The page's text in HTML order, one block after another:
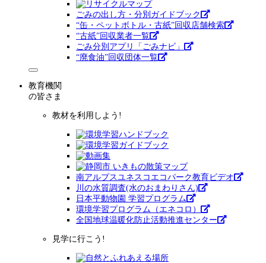
ごみの出し方・分別ガイドブック
“缶・ペットボトル・古紙”回収店舗検索
“古紙”回収業者一覧
ごみ分別アプリ「ごみナビ」
“廃食油”回収団体一覧
教育機関
の皆さま
教材を利用しよう!
南アルプスユネスコエコパーク教育ビデオ
川の水質調査(水のおまわりさん)
日本平動物園 学習プログラム
環境学習プログラム（エネコロ）
全国地球温暖化防止活動推進センター
見学に行こう!